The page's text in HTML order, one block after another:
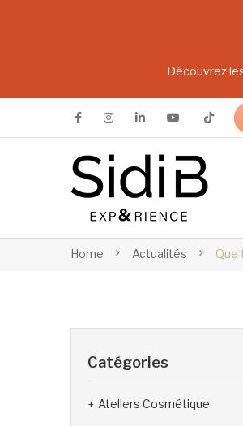
Découvrez
Home Actualités Que
Catégories
Ateliers Cosmétique